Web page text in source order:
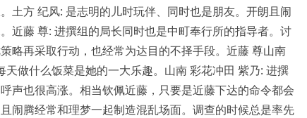
土方 纪风: 是志明的儿时玩伴、同时也是朋友。开朗且闹
近藤 尊: 进撰组的局长同时也是中町奉行所的指导者。讨
略再采取行动，也经常为达目的不择手段。近藤 尊山南
做什么饭菜是她的一大乐趣。山南 彩花冲田 紫乃: 进撰
声也很高涨。相当钦佩近藤，只要是近藤下达的命令都会
闹腾经常和理梦一起制造混乱场面。调查的时候总是率先